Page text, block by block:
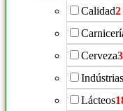
Calidad2
Cerveza3
Lácteos